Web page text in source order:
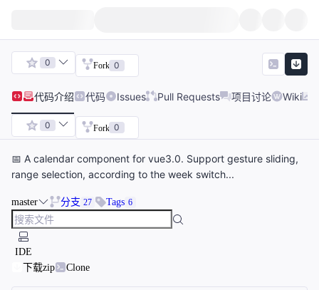
0 Fork 0
代码介绍 代码 Issues Pull Requests 项目讨论 Wiki
0 Fork 0
📅 A calendar component for vue3.0. Support gesture sliding,
range selection, according to the week switch...
master 分支 27 Tags 6
IDE
下载zip
Clone